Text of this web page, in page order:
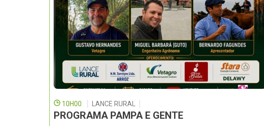
10H00 LANCE RURAL
PROGRAMA PAMPA E GENTE